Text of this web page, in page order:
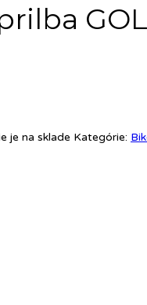
je na sklade Kategórie: